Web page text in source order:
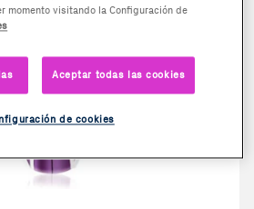
momento visitando la Configuración de
Aceptar todas las cookies
de cookies